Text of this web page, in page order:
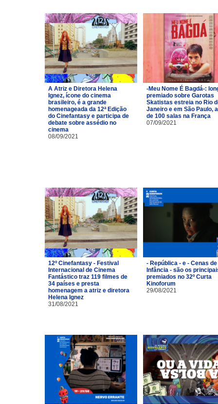
A Atriz e Diretora Helena
Ignez, ícone do cinema
brasileiro, é a grande
homenageada da 12ª Edição
do Cinefantasy e participa de
debate sobre assédio no
cinema
08/09/2021
-Meu Nome É Bagdá-:
premiado sobre Garotas
Skatistas estreia no Rio
Janeiro e em São Paulo,
de 100 salas na França
07/09/2021
12º Cinefantasy - Festival
Internacional de Cinema
Fantástico traz 119 filmes de
34 países e presta
homenagem a atriz e diretora
Helena Ignez
31/08/2021
- República - e - Cenas de
Infância - são os
premiados no 32º Curta
Kinoforum
29/08/2021